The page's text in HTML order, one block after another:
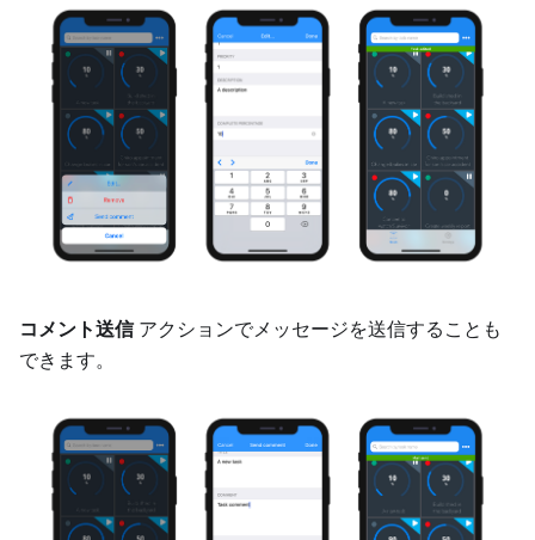
コメント送信アクションでメッセージを送信することも
できます。